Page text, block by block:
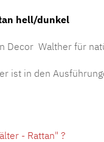
hell/dunkel
Decor Walther für
ist in den
- Rattan" ?